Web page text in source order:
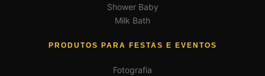
Shower Baby
Milk Bath
PRODUTOS PARA FESTAS E EVENTOS
Fotografia